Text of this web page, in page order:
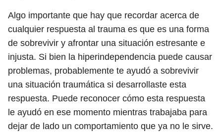
Algo importante que hay que recordar acerca de
cualquier respuesta al trauma es que es una forma
de sobrevivir y afrontar una situación estresante e
injusta. Si bien la hiperindependencia puede causar
problemas, probablemente te ayudó a sobrevivir
una situación traumática si desarrollaste esta
respuesta. Puede reconocer cómo esta respuesta
le ayudó en ese momento mientras trabajaba para
dejar de lado un comportamiento que ya no le sirve.